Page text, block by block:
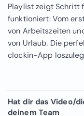
Playlist zeigt Schritt
funktioniert: Vom
von Arbeitszeiten
von Urlaub. Die
clockin-App
Hat dir das Video/
deinem Team